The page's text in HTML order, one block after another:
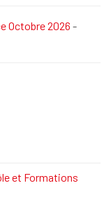
Octobre 2026 -
et Formations